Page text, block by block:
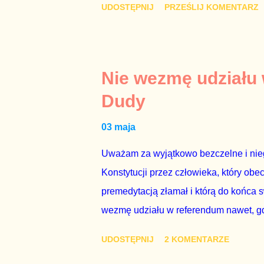
tym i porównał PKB Polski i
pewnie dlatego, że nie chciało mu
naszego kraju z lat 2007-2015.
rządu. Generalnie, M...
UDOSTĘPNIJ PRZEŚLIJ KOMENTARZ
Nie wezmę
Dudy
03 maja
Uważam za wyjątkowo bezczelne i
Konstytucji przez człowieka, który
premedytacją złamał i którą do
wezmę udziału w referendum nawet,
UDOSTĘPNIJ 2 KOMENTARZE